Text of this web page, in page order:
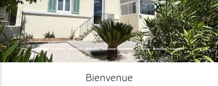
Bienvenue